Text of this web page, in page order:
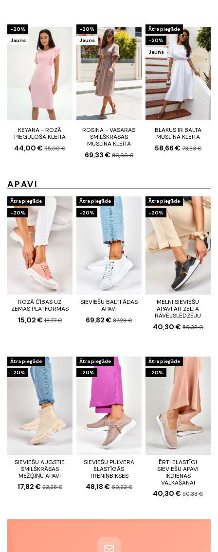
-20%
Jauns
KEYANA - ROZĀ
PIEGUĻOŠA KLEITA
44,00 €55,00 €
-20%
Jauns
ROSINA - VASARAS
SMILŠKRĀSAS
MUSLĪNA KLEITA
69,33 € 86,66 €
Ātra piegāde
-20%
Jauns
BLAKUS IR BALTA
MUSLĪNA KLEITA
58,66 € 73,33 €
APAVI
Ātra piegāde
-20%
ROZĀ ČĪBAS UZ
ZEMAS PLATFORMAS
15,02 € 18,77 €
Ātra piegāde
-20%
SIEVIEŠU BALTI ĀDAS
APAVI
69,82 €87,28 €
Ātra piegāde
-20%
MELNI SIEVIEŠU
APAVI AR ZELTA
RĀVĒJSLĒDZĒJU
40,30 €50,38 €
Ātra piegāde
-20%
SIEVIEŠU AUGSTIE
SMILŠKRĀSAS
MEŽĢĪŅU APAVI
17,82 € 22,28 €
Ātra piegāde
-20%
SIEVIEŠU PULVERA
ELASTĪGĀS
TRENIŅBIKSES
48,18 € 60,22 €
Ātra piegāde
-20%
ĒRTI ELASTĪGI
SIEVIEŠU APAVI
IKDIENAS
VALKĀŠANAI
40,30 €50,38 €